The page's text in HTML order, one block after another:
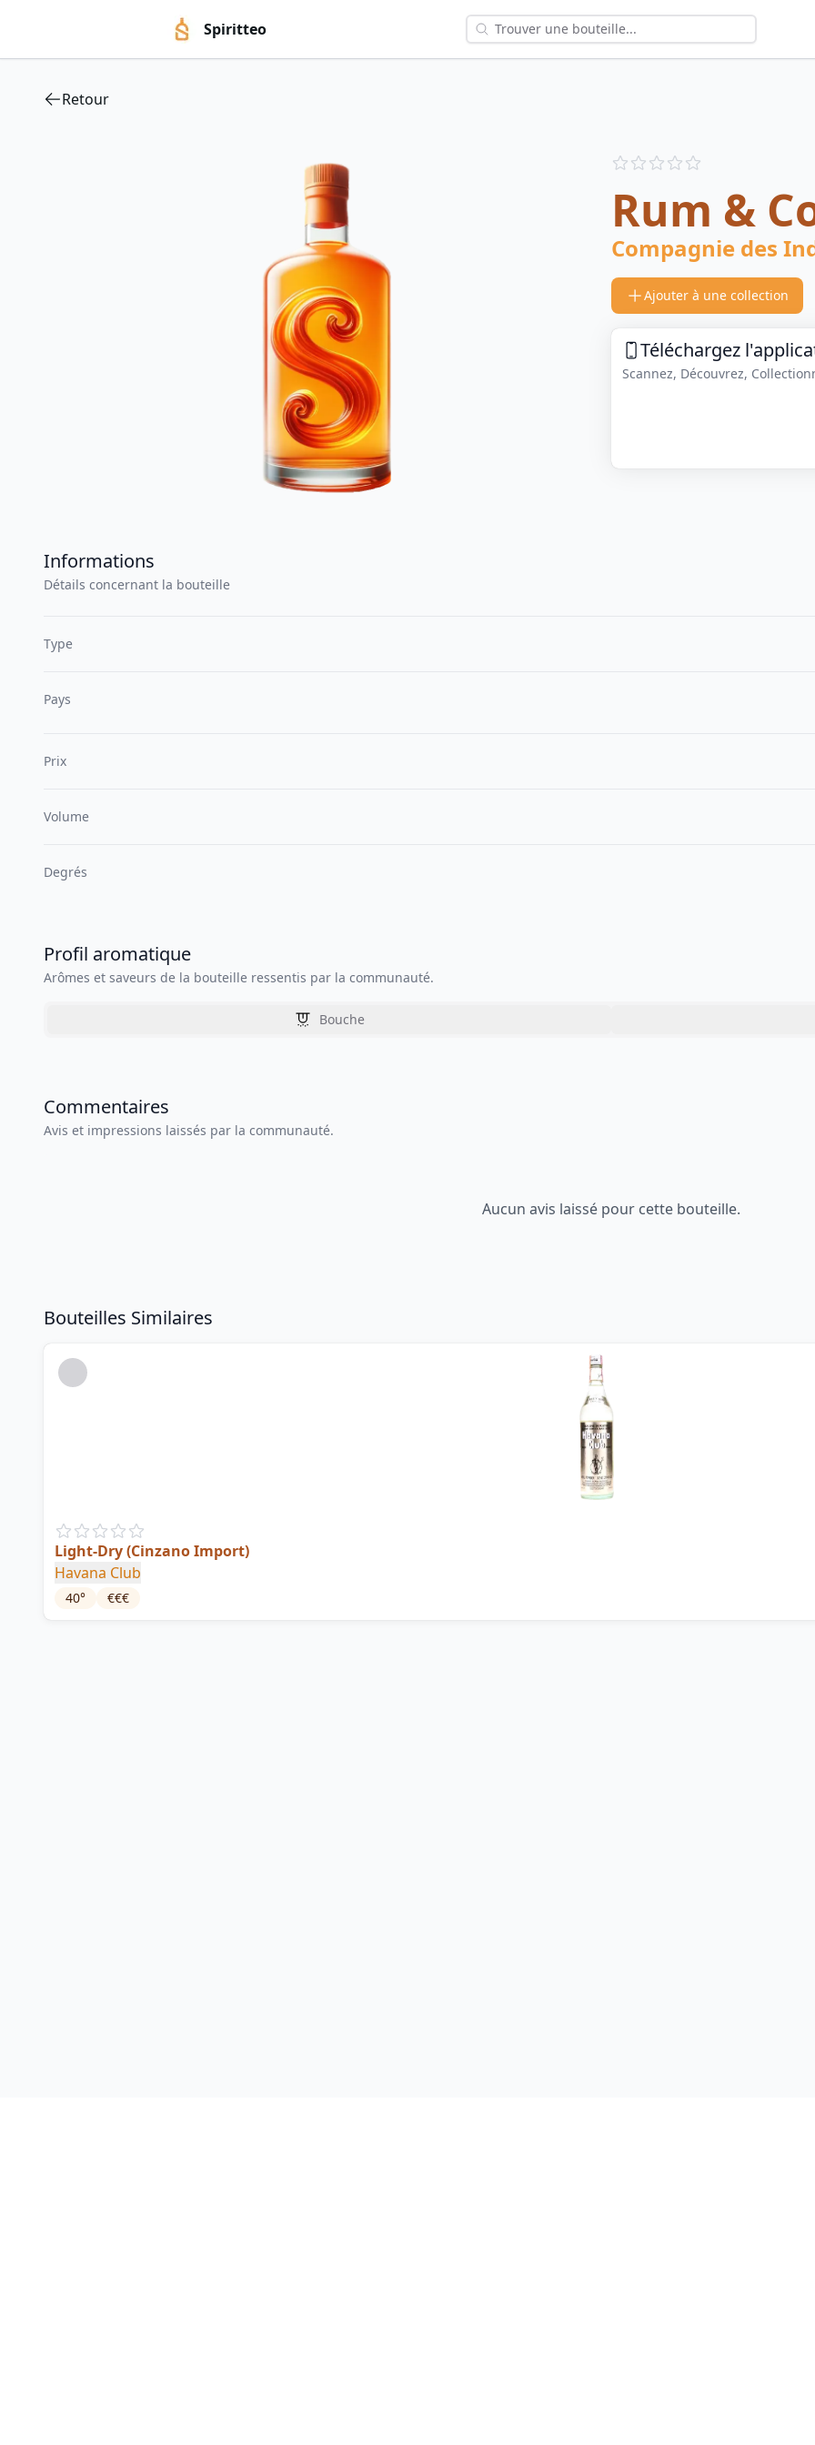
Spiritteo
Retour
Reviews
Rum &
Compagnie des
Ajouter à une collection
Téléchargez
Scannez, Découvrez,
Informations
Détails concernant la bouteille
Type
Pays
Prix
Volume
Degrés
Profil aromatique
Arômes et saveurs de la bouteille ressentis par la communauté.
Bouche
Commentaires
Avis et impressions laissés par la communauté.
Aucun avis laissé pour cette bouteille.
Bouteilles Similaires
Light-Dry (Cinzano Import)
Havana Club
40° €€€